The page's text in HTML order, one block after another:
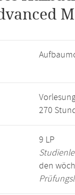
270
9 LP
den